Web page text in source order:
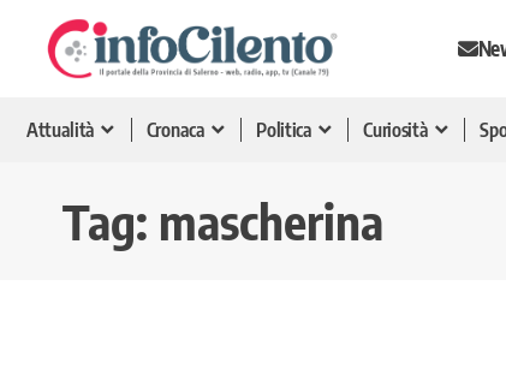
Attualità Cronaca Politica Curiosità
Tag: mascherina